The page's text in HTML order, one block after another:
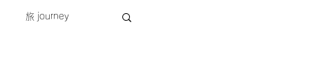
旅 journey